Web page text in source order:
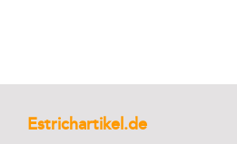
Estrichartikel.de